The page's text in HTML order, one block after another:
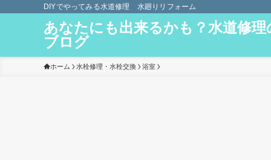
DIYでやってみる水道修理 水廻りリフォーム
あなたにも出来るかも？水道修理
ブログ
ホーム 水栓修理・水栓交換 浴室